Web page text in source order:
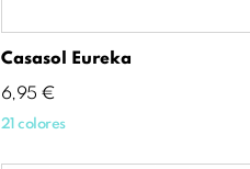
Casasol Eureka
Precio
6,95 €
21 colores